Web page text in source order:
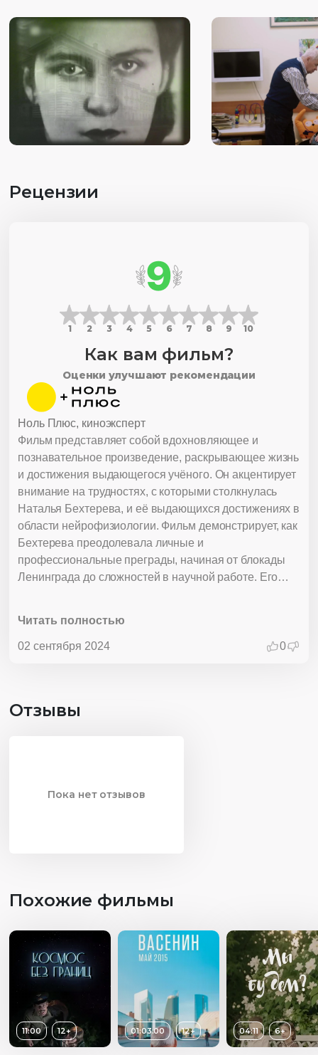
академического института, она сумела осуществить то,
что мало кому удается – опередить время.
Рецензии
9
1 2 3 4 5 6 7 8 9 10
Как вам фильм?
Оценки улучшают рекомендации
Фильм представляет собой вдохновляющее и
познавательное произведение, раскрывающее жизнь
и достижения выдающегося учёного. Он акцентирует
внимание на трудностях, с которыми столкнулась
Наталья Бехтерева, и её выдающихся достижениях в
области нейрофизиологии. Фильм демонстрирует, как
Бехтерева преодолевала личные и
профессиональные преграды, начиная от блокады
Ленинграда до сложностей в научной работе. Его
Мультфильм также подчёркивает важность
образования и научных исследований для решения
доступным языком, что делает его полезным для
Читать полностью
02 сентября 2024 0
Ноль Плюс, киноэксперт
Отзывы
Пока нет отзывов
Похожие фильмы
11:00 12+ 01:03:00 12+ 04:11 6+